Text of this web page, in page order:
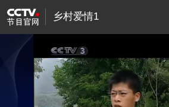
乡村爱情1